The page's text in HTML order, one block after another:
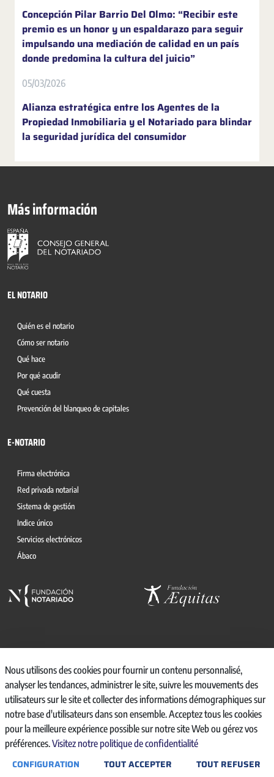
Concepción Pilar Barrio Del Olmo: “Recibir este
premio es un honor y un espaldarazo para seguir
impulsando una mediación de calidad en un país
donde predomina la cultura del juicio”
05/03/2026
Alianza estratégica entre los Agentes de la
Propiedad Inmobiliaria y el Notariado para blindar
la seguridad jurídica del consumidor
Más información
EL NOTARIO
Quién es el notario
Cómo ser notario
Qué hace
Por qué acudir
Qué cuesta
Prevención del blanqueo de capitales
E-NOTARIO
Firma electrónica
Red privada notarial
Sistema de gestión
Indice único
Servicios electrónicos
Ábaco
© 2026, CONSEJO GENERAL DEL NOTARIO
CANAL INTERNO DE INFORMACIÓN
REGISTRO DE ACTIVIDADES DE TRATAMIENTO
AVISO LEGAL
POLÍTICA DE PRIVACIDAD
POLÍTICA DE COOKIES
ACCESIBILIDAD
Nous utilisons des cookies pour fournir un contenu personnalisé,
analyser les tendances, administrer le site, suivre les mouvements des
utilisateurs sur le site et collecter des informations démographiques sur
notre base d'utilisateurs dans son ensemble. Acceptez tous les cookies
pour la meilleure expérience possible sur notre site Web ou gérez vos
préférences.Visitez notre politique de confidentialité
CONFIGURATION TOUT ACCEPTER TOUT REFUSER